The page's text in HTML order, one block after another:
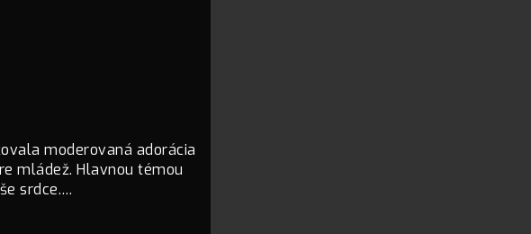
moderovaná adorácia
mládež. Hlavnou témou
srdce.…